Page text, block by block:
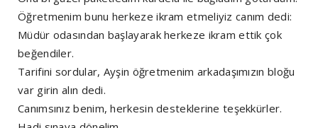
Öğretmenim bunu herkeze ikram etmeliyiz canım dedi:
Müdür odasından başlayarak herkeze ikram ettik çok
beğendiler.
Tarifini sordular, Ayşin öğretmenim arkadaşımızın bloğu
var girin alın dedi.
Canımsınız benim, herkesin desteklerine teşekkürler.